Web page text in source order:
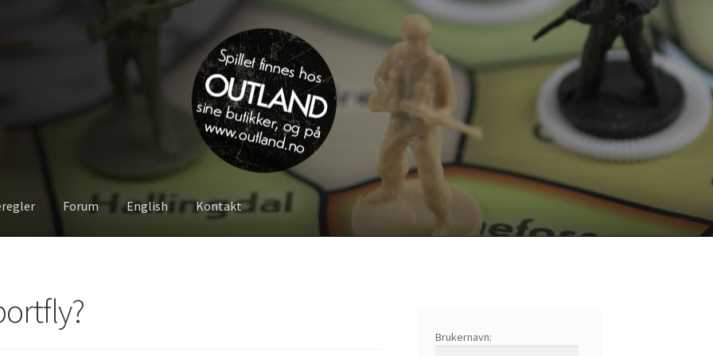
Forum English Kontakt
Brukernavn: